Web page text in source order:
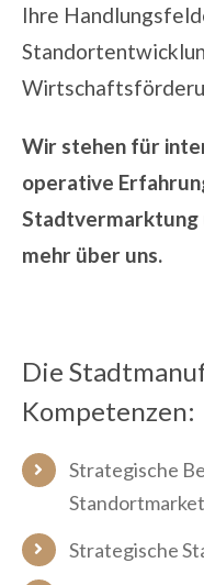
Ihre
Wir stehen für
operative
Stadtvermarktung
mehr über uns.
Die
Kompetenzen:
Strategische
Strategische